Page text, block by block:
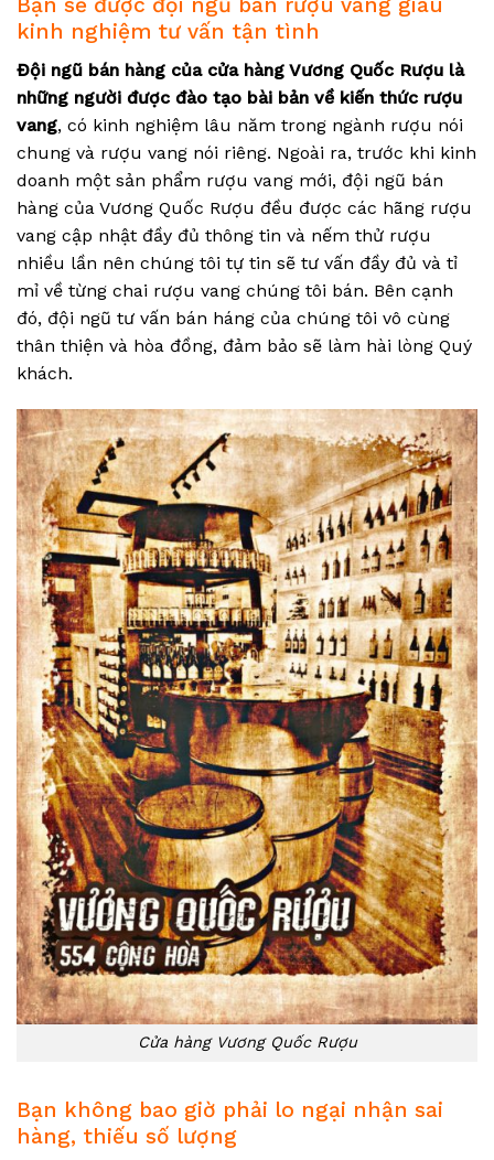
kinh nghiệm tư vấn tận tình
Đội ngũ bán hàng của cửa hàng Vương Quốc Rượu là
những người được đào tạo bài bản về kiến thức rượu
vang, có kinh nghiệm lâu năm trong ngành rượu nói
chung và rượu vang nói riêng. Ngoài ra, trước khi kinh
doanh một sản phẩm rượu vang mới, đội ngũ bán
hàng của Vương Quốc Rượu đều được các hãng rượu
vang cập nhật đầy đủ thông tin và nếm thử rượu
nhiều lần nên chúng tôi tự tin sẽ tư vấn đầy đủ và tỉ
mỉ về từng chai rượu vang chúng tôi bán. Bên cạnh
đó, đội ngũ tư vấn bán háng của chúng tôi vô cùng
thân thiện và hòa đồng, đảm bảo sẽ làm hài lòng Quý
khách.
Cửa hàng Vương Quốc Rượu
Bạn không bao giờ phải lo ngại nhận sai
hàng, thiếu số lượng